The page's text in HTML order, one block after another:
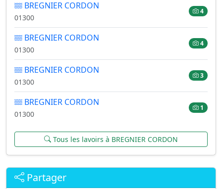
BREGNIER CORDON
01300
4
BREGNIER CORDON
01300
4
BREGNIER CORDON
01300
3
BREGNIER CORDON
01300
1
Tous les lavoirs à BREGNIER CORDON
Partager